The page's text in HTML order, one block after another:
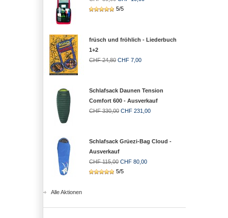
5/5
früsch und fröhlich - Liederbuch
1+2
CHF 24,80 CHF 7,00
Schlafsack Daunen Tension
Comfort 600 - Ausverkauf
CHF 330,00 CHF 231,00
Schlafsack Grüezi-Bag Cloud -
Ausverkauf
CHF 115,00 CHF 80,00
5/5
Alle Aktionen